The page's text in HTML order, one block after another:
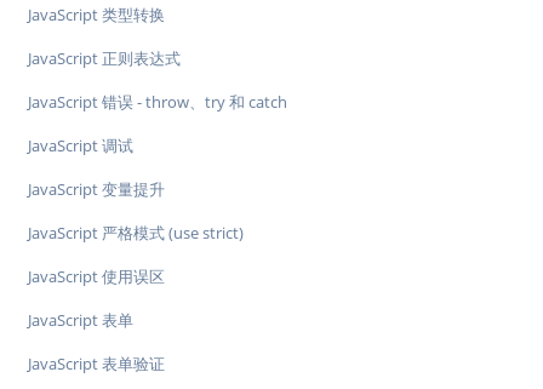
JavaScript 类型转换
JavaScript 正则表达式
JavaScript 错误 - throw、try 和 catch
JavaScript 调试
JavaScript 变量提升
JavaScript 严格模式 (use strict)
JavaScript 使用误区
JavaScript 表单
JavaScript 表单验证